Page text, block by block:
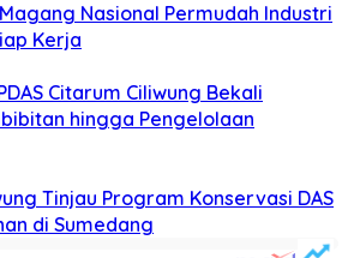
Nasional Permudah Industri
Kerja
Citarum Ciliwung Bekali
hingga Pengelolaan
Tinjau Program Konservasi DAS
di Sumedang